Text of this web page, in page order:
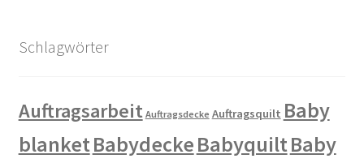
Schlagwörter
Auftragsarbeit Auftragsdecke Auftragsquilt Baby
blanketBabydeckeBabyquiltBaby